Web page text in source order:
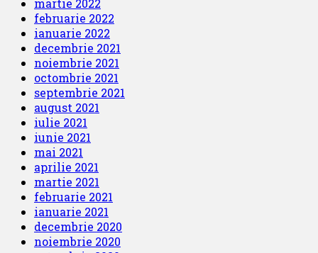
februarie 2022
ianuarie 2022
decembrie 2021
noiembrie 2021
octombrie 2021
septembrie 2021
august 2021
iulie 2021
iunie 2021
mai 2021
aprilie 2021
martie 2021
februarie 2021
ianuarie 2021
decembrie 2020
noiembrie 2020